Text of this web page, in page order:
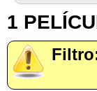
1